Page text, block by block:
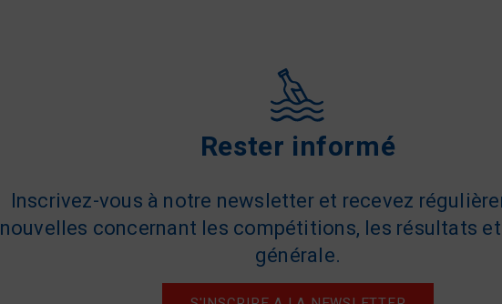
Rester informé
Inscrivez-vous à notre newsletter et recevez
nouvelles concernant les compétitions, les résultats
générale.